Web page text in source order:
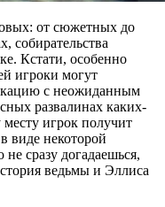
от сюжетных до
собирательства
Кстати, особенно
игроки могут
с неожиданным
развалинах каких-
игрок получит
виде некоторой
сразу догадаешься,
ведьмы и Эллиса